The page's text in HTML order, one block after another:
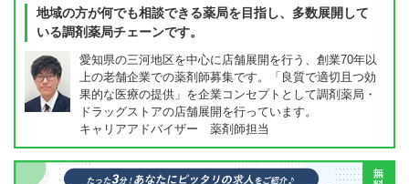
地域の方が何でも相談できる薬局を目指し、多数展開して
いる調剤薬局チェーンです。
愛知県の三河地区を中心に店舗展開を行う、創業70年以
上の老舗企業での薬剤師募集です。「良質で適切且つ効
果的な医療の提供」を企業コンセプトとして調剤薬局・
ドラッグストアの店舗展開を行っています。
キャリアアドバイザー 薬剤師担当